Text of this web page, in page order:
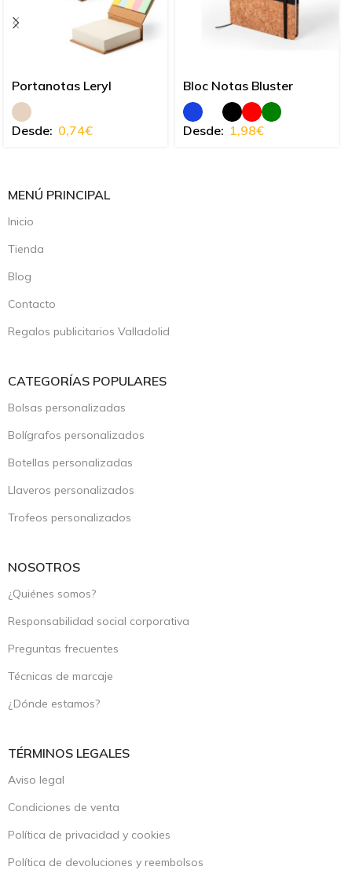
Portanotas Leryl
Desde: 0,74€
Bloc Notas Bluster
Desde: 1,98€
MENÚ PRINCIPAL
Inicio
Tienda
Blog
Contacto
Regalos publicitarios Valladolid
CATEGORÍAS POPULARES
Bolsas personalizadas
Bolígrafos personalizados
Botellas personalizadas
Llaveros personalizados
Trofeos personalizados
NOSOTROS
¿Quiénes somos?
Responsabilidad social corporativa
Preguntas frecuentes
Técnicas de marcaje
¿Dónde estamos?
TÉRMINOS LEGALES
Aviso legal
Condiciones de venta
Política de privacidad y cookies
Política de devoluciones y reembolsos